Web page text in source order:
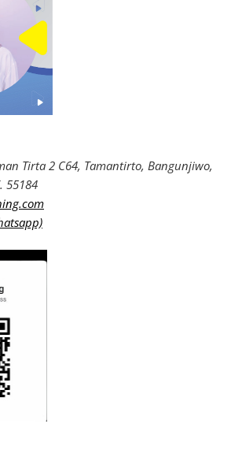
Tirta 2 C64, Tamantirto, Bangunjiwo,
55184